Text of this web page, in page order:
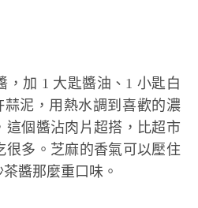
，加 1 大匙醬油、1 小匙白
泥，用熱水調到喜歡的濃
這個醬沾肉片超搭，比超市
很多。芝麻的香氣可以壓住
醬那麼重口味。